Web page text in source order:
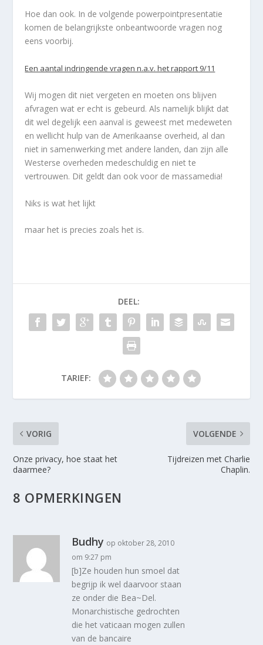
Hoe dan ook. In de volgende powerpointpresentatie
komen de belangrijkste onbeantwoorde vragen nog
eens voorbij.
Een aantal indringende vragen n.a.v. het rapport 9/11
Wij mogen dit niet vergeten en moeten ons blijven
afvragen wat er echt is gebeurd. Als namelijk blijkt dat
dit wel degelijk een aanval is geweest met medeweten
en wellicht hulp van de Amerikaanse overheid, al dan
niet in samenwerking met andere landen, dan zijn alle
Westerse overheden medeschuldig en niet te
vertrouwen. Dit geldt dan ook voor de massamedia!
Niks is wat het lijkt
maar het is precies zoals het is.
DEEL:
TARIEF:
VORIG
Onze privacy, hoe staat het
daarmee?
VOLGENDE
Tijdreizen met Charlie
Chaplin.
8 OPMERKINGEN
Budhy op oktober 28, 2010
om 9:27 pm
[b]Ze houden hun smoel dat
begrijp ik wel daarvoor staan
ze onder die Bea~Del.
Monarchistische gedrochten
die het vaticaan mogen zullen
van de bancaire